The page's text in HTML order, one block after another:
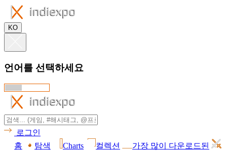
KO
언어를 선택하세요
로그인
홈
탐색 Charts 컬렉션
가장 많이 다운로드된